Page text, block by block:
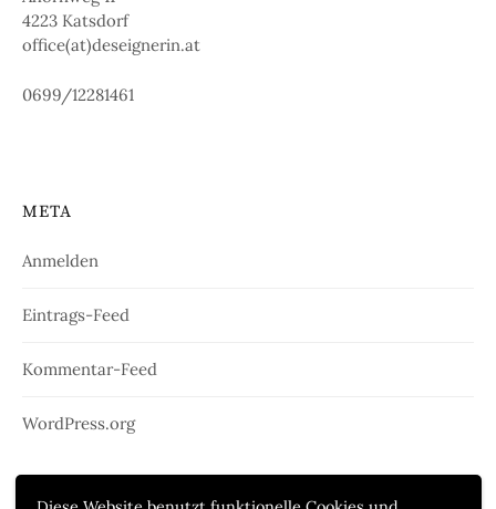
4223 Katsdorf
office(at)deseignerin.at
0699/12281461
META
Anmelden
Eintrags-Feed
Kommentar-Feed
WordPress.org